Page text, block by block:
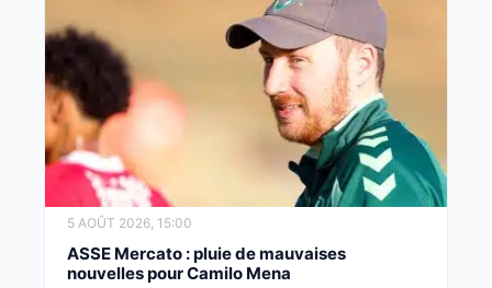
5 AOÛT 2026, 15:00
ASSE Mercato : pluie de mauvaises
nouvelles pour Camilo Mena